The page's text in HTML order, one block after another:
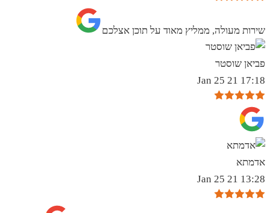
שירות מעולה, ממליץ מאוד על תוכן אצלכם
פביאן שוסטר
17:18 21 Jan 25
אדמתא
13:28 21 Jan 25